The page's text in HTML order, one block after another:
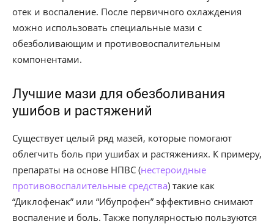
отек и воспаление. После первичного охлаждения
можно использовать специальные мази с
обезболивающим и противовоспалительным
компонентами.
Лучшие мази для обезболивания
ушибов и растяжений
Существует целый ряд мазей, которые помогают
облегчить боль при ушибах и растяжениях. К примеру,
препараты на основе НПВС (неcтероидные
противовоспалительные средства) такие как
“Диклофенак” или “Ибупрофен” эффективно снимают
воспаление и боль. Также популярностью пользуются